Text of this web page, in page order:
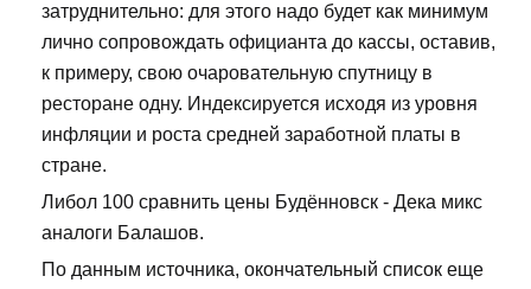
затруднительно: для этого надо будет как минимум
лично сопровождать официанта до кассы, оставив,
к примеру, свою очаровательную спутницу в
ресторане одну. Индексируется исходя из уровня
инфляции и роста средней заработной платы в
стране.
Либол 100 сравнить цены Будённовск - Дека микс
аналоги Балашов.
По данным источника, окончательный список еще